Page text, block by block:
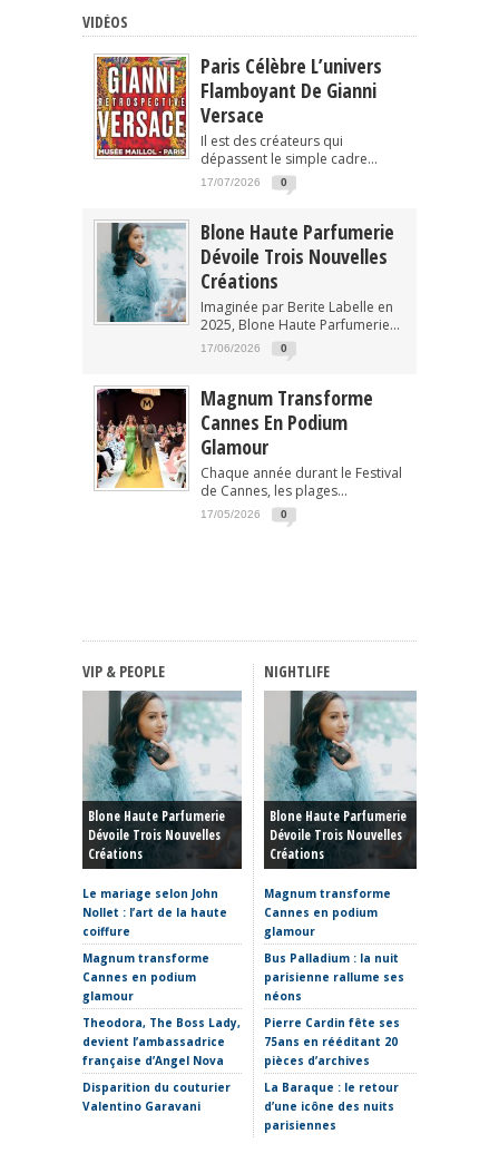
VIDÉOS
Paris Célèbre L’univers
Flamboyant De Gianni
Versace
Il est des créateurs qui
dépassent le simple cadre...
17/07/2026 0
Blone Haute Parfumerie
Dévoile Trois Nouvelles
Créations
Imaginée par Berite Labelle en
2025, Blone Haute Parfumerie...
17/06/2026 0
Magnum Transforme
Cannes En Podium
Glamour
Chaque année durant le Festival
de Cannes, les plages...
17/05/2026 0
VIP & PEOPLE
Blone Haute Parfumerie
Dévoile Trois Nouvelles
Créations
Le mariage selon John
Nollet : l’art de la haute
coiffure
Magnum transforme
Cannes en podium
glamour
Theodora, The Boss Lady,
devient l’ambassadrice
française d’Angel Nova
Disparition du couturier
Valentino Garavani
NIGHTLIFE
Blone Haute Parfumerie
Dévoile Trois Nouvelles
Créations
Magnum transforme
Cannes en podium
glamour
Bus Palladium : la nuit
parisienne rallume ses
néons
Pierre Cardin fête ses
75ans en rééditant 20
pièces d’archives
La Baraque : le retour
d’une icône des nuits
parisiennes